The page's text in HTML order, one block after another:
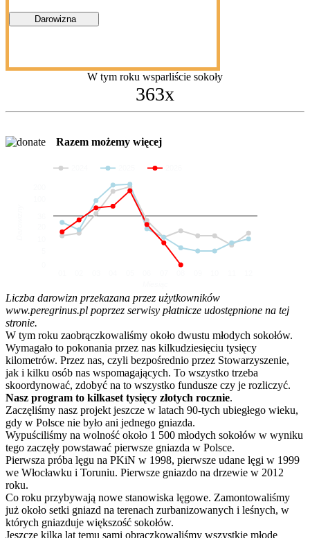
Darowizna
W tym roku wsparliście sokoły
363x
Razem możemy więcej
Liczba darowizn przekazana przez użytkowników
www.peregrinus.pl poprzez serwisy płatnicze udostępnione na tej
stronie.
W tym roku zaobrączkowaliśmy około dwustu młodych sokołów.
Wymagało to pokonania przez nas kilkudziesięciu tysięcy
kilometrów. Przez nas, czyli bezpośrednio przez Stowarzyszenie,
jak i kilku osób nas wspomagających. To wszystko trzeba
skoordynować, zdobyć na to wszystko fundusze czy je rozliczyć.
Nasz program to kilkaset tysięcy złotych rocznie.
Zaczęliśmy nasz projekt jeszcze w latach 90-tych ubiegłego wieku,
gdy w Polsce nie było ani jednego gniazda.
Wypuściliśmy na wolność około 1 500 młodych sokołów w wyniku
tego zaczęły powstawać pierwsze gniazda w Polsce.
Pierwsza próba lęgu na PKiN w 1998, pierwsze udane lęgi w 1999
we Włocławku i Toruniu. Pierwsze gniazdo na drzewie w 2012
roku.
Co roku przybywają nowe stanowiska lęgowe. Zamontowaliśmy
już około setki gniazd na terenach zurbanizowanych i leśnych, w
których gniazduje większość sokołów.
Jeszcze kilka lat temu sami obrączkowaliśmy wszystkie młode